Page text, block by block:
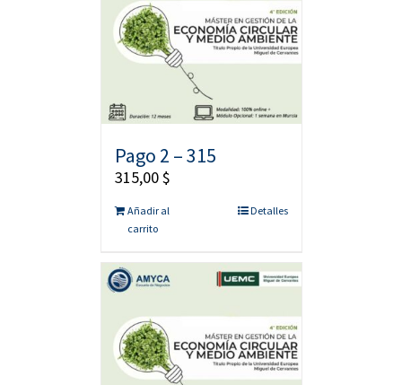
Pago 2 – 315
315,00$
Añadir al
carrito
Detalles